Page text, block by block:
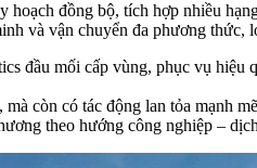
đồng bộ, tích hợp nhiều
và vận chuyển đa phương
đầu mối cấp vùng, phục vụ hiệu
còn có tác động lan tỏa mạnh
theo hướng công nghiệp –